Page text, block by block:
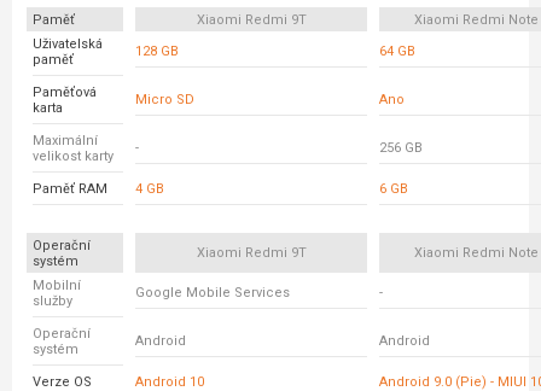
Paměť Xiaomi Redmi 9T
Xiaomi Redmi Note
Uživatelská
paměť
128 GB 64 GB
Paměťová
karta
Micro SD Ano
Maximální
velikost karty
- 256 GB
Paměť RAM 4 GB 6 GB
Operační
systém
Xiaomi Redmi 9T Xiaomi Redmi Note
Mobilní
služby
Google Mobile Services -
Operační
systém
Android Android
Verze OS Android 10 Android 9.0 (Pie) - MIUI